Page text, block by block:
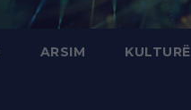
ARSIM KULTURË